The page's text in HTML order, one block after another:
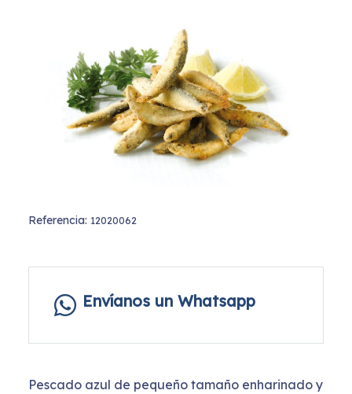
Referencia: 12020062
Envíanos un Whatsapp
Pescado azul de pequeño tamaño enharinado y